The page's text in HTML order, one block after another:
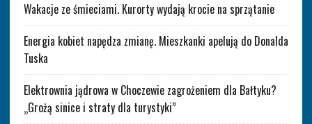
Wakacje ze śmieciami. Kurorty wydają krocie na sprzątanie
Energia kobiet napędza zmianę. Mieszkanki apelują do Donalda
Tuska
Elektrownia jądrowa w Choczewie zagrożeniem dla Bałtyku?
„Grożą sinice i straty dla turystyki”